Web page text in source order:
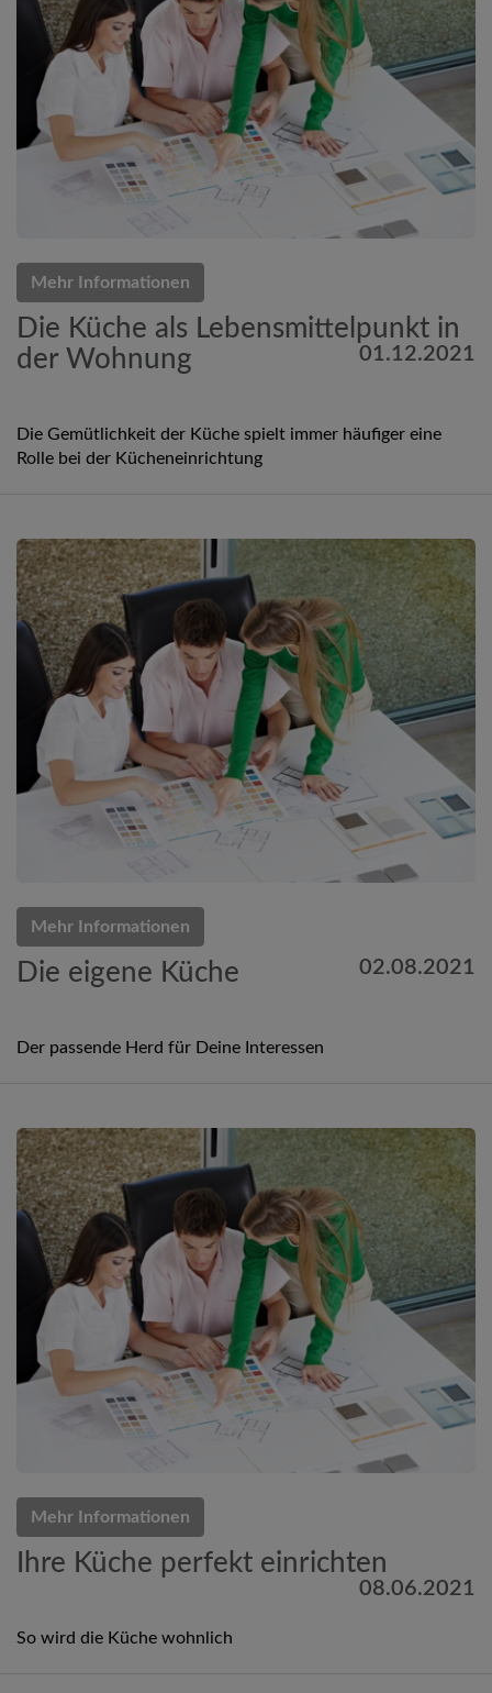
Mehr Informationen
Die Küche als Lebensmittelpunkt in
der Wohnung
01.12.2021
Die Gemütlichkeit der Küche spielt immer häufiger eine
Rolle bei der Kücheneinrichtung
Mehr Informationen
Die eigene Küche 02.08.2021
Der passende Herd für Deine Interessen
Mehr Informationen
Ihre Küche perfekt einrichten
08.06.2021
So wird die Küche wohnlich